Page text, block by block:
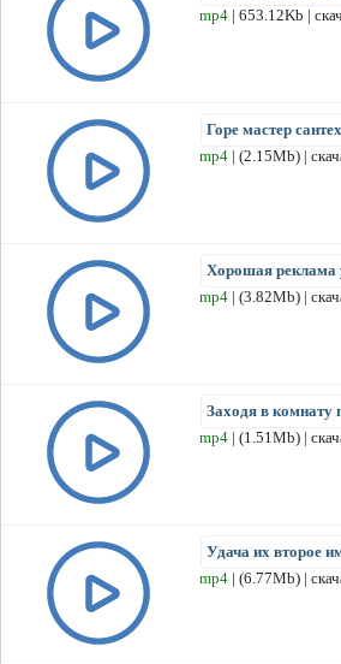
mp4 | 653.12Kb |
Горе мастер
mp4 | (2.15Mb) |
Хорошая реклама
mp4 | (3.82Mb) |
Заходя в комнату
mp4 | (1.51Mb) |
Удача их второе
mp4 | (6.77Mb) |